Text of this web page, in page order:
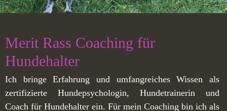
Merit Rass Coaching für
Hundehalter
Ich bringe Erfahrung und umfangreiches Wissen als
zertifizierte Hundepsychologin, Hundetrainerin und
Coach für Hundehalter ein. Für mein Coaching bin ich als